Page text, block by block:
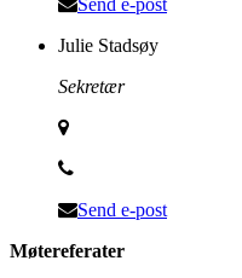
Julie Stadsøy
Sekretær
Send e-post
Møtereferater